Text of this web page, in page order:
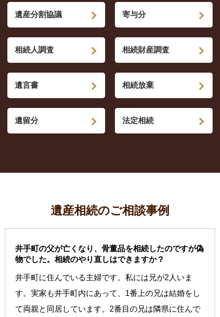
遺産分割協議 寄与分
相続人調査 相続財産調査
遺言書 相続放棄
遺留分 法定相続
遺産相続のご相談事例
井手町の父が亡くなり、骨董品を相続したのですが偽
物でした。相続のやり直しはできますか？
井手町に住んでいる主婦です。私には兄が2人いま
す。実家も井手町内にあって、1番上の兄は結婚をし
て両親と同居しています。2番目の兄は隣県に住んで